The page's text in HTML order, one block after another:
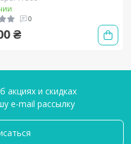
0
₴
акциях и скидках
e-mail рассылку